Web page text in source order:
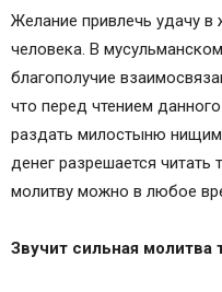
Желание привлечь удачу в
человека. В
благополучие
что перед чтением
раздать милостыню
денег разрешается читать
молитву можно в любое
Звучит сильная молитва